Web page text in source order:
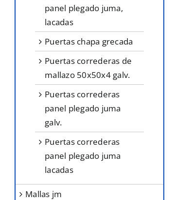
panel plegado juma,
lacadas
puertas chapa grecada
puertas correderas de
mallazo 50x50x4 galv.
puertas correderas
panel plegado juma
galv.
puertas correderas
panel plegado juma
lacadas
mallas jm